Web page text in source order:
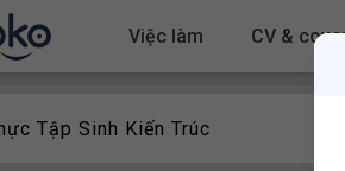
Việc làm CV &